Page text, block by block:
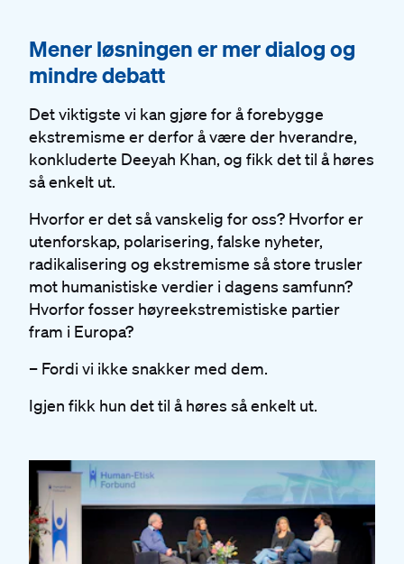
#
Mener løsningen er mer dialog og
mindre debatt
Det viktigste vi kan gjøre for å forebygge
ekstremisme er derfor å være der hverandre,
konkluderte Deeyah Khan, og fikk det til å høres
så enkelt ut.
Hvorfor er det så vanskelig for oss? Hvorfor er
utenforskap, polarisering, falske nyheter,
radikalisering og ekstremisme så store trusler
mot humanistiske verdier i dagens samfunn?
Hvorfor fosser høyreekstremistiske partier
fram i Europa?
– Fordi vi ikke snakker med dem.
Igjen fikk hun det til å høres så enkelt ut.